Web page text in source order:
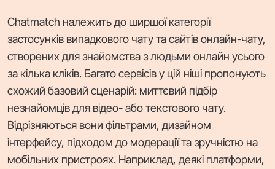
Chatmatch належить до ширшої категорії
застосунків випадкового чату та сайтів онлайн-чату,
створених для знайомства з людьми онлайн усього
за кілька кліків. Багато сервісів у цій ніші пропонують
схожий базовий сценарій: миттєвий підбір
незнайомців для відео- або текстового чату.
Відрізняються вони фільтрами, дизайном
інтерфейсу, підходом до модерації та зручністю на
мобільних пристроях. Наприклад, деякі платформи,